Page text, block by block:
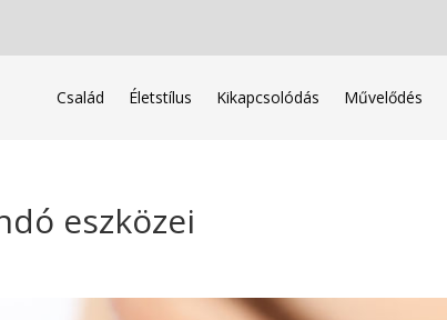
Család Életstílus Kikapcsolódás Művelődés
eszközei